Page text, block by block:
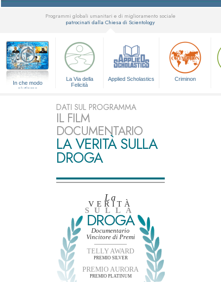
Programmi globali umanitari e di miglioramento sociale
patrocinati dalla Chiesa di Scientology
In che modo
aiutiamo
La Via della
Felicità
Applied Scholastics Criminon
DATI SUL PROGRAMMA
IL FILM
DOCUMENTARIO
LA VERITÀ SULLA
DROGA
La
VERITÀ
SULLA
DROGA
Documentario
Vincitore di Premi
TELLY AWARD
PREMIO SILVER
PREMIO AURORA
PREMIO PLATINUM